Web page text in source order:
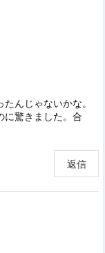
んじゃないかな。
に驚きました。合
返信